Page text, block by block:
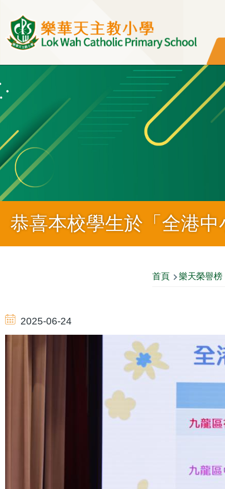
恭喜本校學生於「全港
航
首頁 樂天榮譽榜
2025-06-24